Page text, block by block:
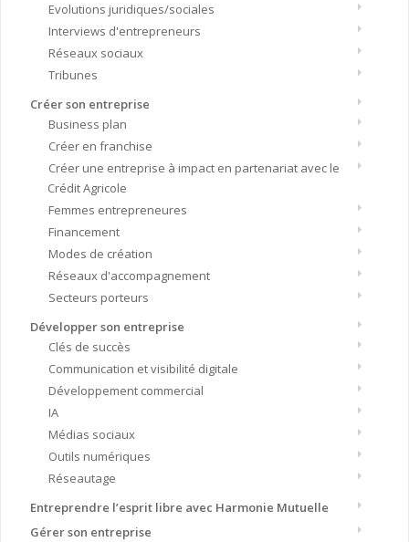
Evolutions juridiques/sociales
Interviews d'entrepreneurs
Réseaux sociaux
Tribunes
Créer son entreprise
Business plan
Créer en franchise
Créer une entreprise à impact en partenariat avec le
Crédit Agricole
Femmes entrepreneures
Financement
Modes de création
Réseaux d'accompagnement
Secteurs porteurs
Développer son entreprise
Clés de succès
Communication et visibilité digitale
Développement commercial
IA
Médias sociaux
Outils numériques
Réseautage
Entreprendre l’esprit libre avec Harmonie Mutuelle
Gérer son entreprise